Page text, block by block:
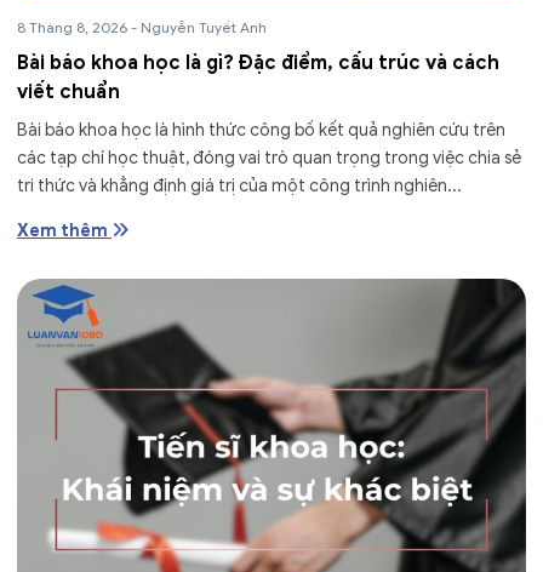
8 Tháng 8, 2026 - Nguyễn Tuyết Anh
Bài báo khoa học là gì? Đặc điểm, cấu trúc và cách
viết chuẩn
Bài báo khoa học là hình thức công bố kết quả nghiên cứu trên
các tạp chí học thuật, đóng vai trò quan trọng trong việc chia sẻ
tri thức và khẳng định giá trị của một công trình nghiên...
Xem thêm